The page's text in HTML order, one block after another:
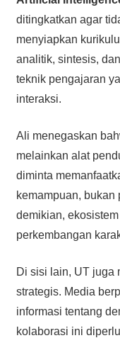
ditingkatkan agar
menyiapkan
analitik, sintesis,
teknik pengajaran
interaksi.
Ali menegaskan
melainkan alat
diminta
kemampuan,
demikian,
perkembangan
Di sisi lain, UT juga
strategis. Media
informasi tentang
kolaborasi ini